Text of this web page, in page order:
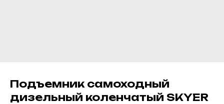
Подъемник самоходный
дизельный коленчатый SKYER